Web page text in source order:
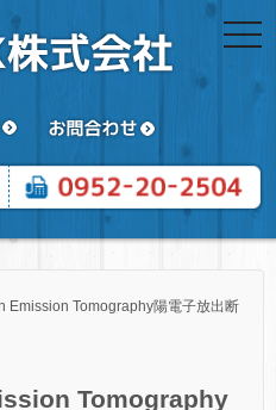
Emission Tomography陽電子放出断
Tomography